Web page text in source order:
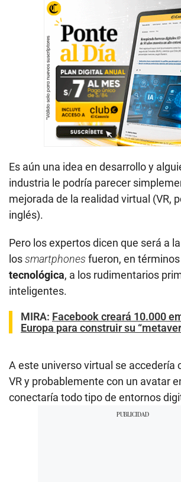
Es aún una idea en desarrollo y
industria le podría parecer
mejorada de la realidad virtual (VR,
inglés).
Pero los expertos dicen que será a
lossmartphones fueron, en
tecnológica, a los rudimentarios
inteligentes.
MIRA: Facebook creará 10.000
Europa para construir su
A este universo virtual se accedería
VR y probablemente con un avatar
conectaría todo tipo de entornos